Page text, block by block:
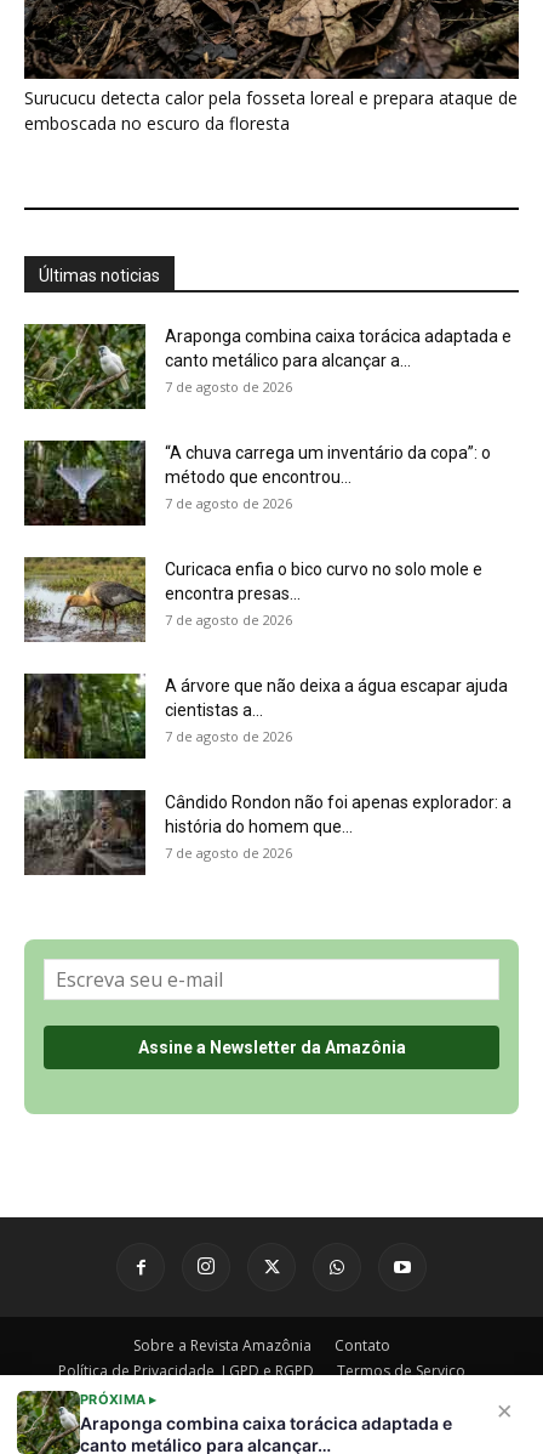
×
PRÓXIMA ▸
Araponga combina caixa torácica adaptada e
canto metálico para alcançar…
“A chuva carrega um inventário da copa”: o
método que encontrou...
7 de agosto de 2026
A árvore que não deixa a água escapar ajuda
7 de agosto de 2026
7 de agosto de 2026
Política de Privacidade, LGPD e RGPD
Últimas Notícias
🌎 Español
©